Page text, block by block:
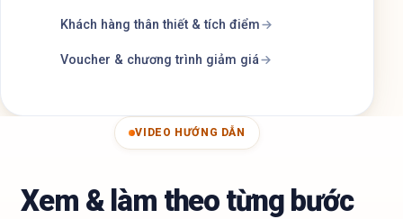
Khách hàng thân thiết & tích điểm
Voucher & chương trình giảm giá
VIDEO HƯỚNG DẪN
Xem & làm theo từng bước